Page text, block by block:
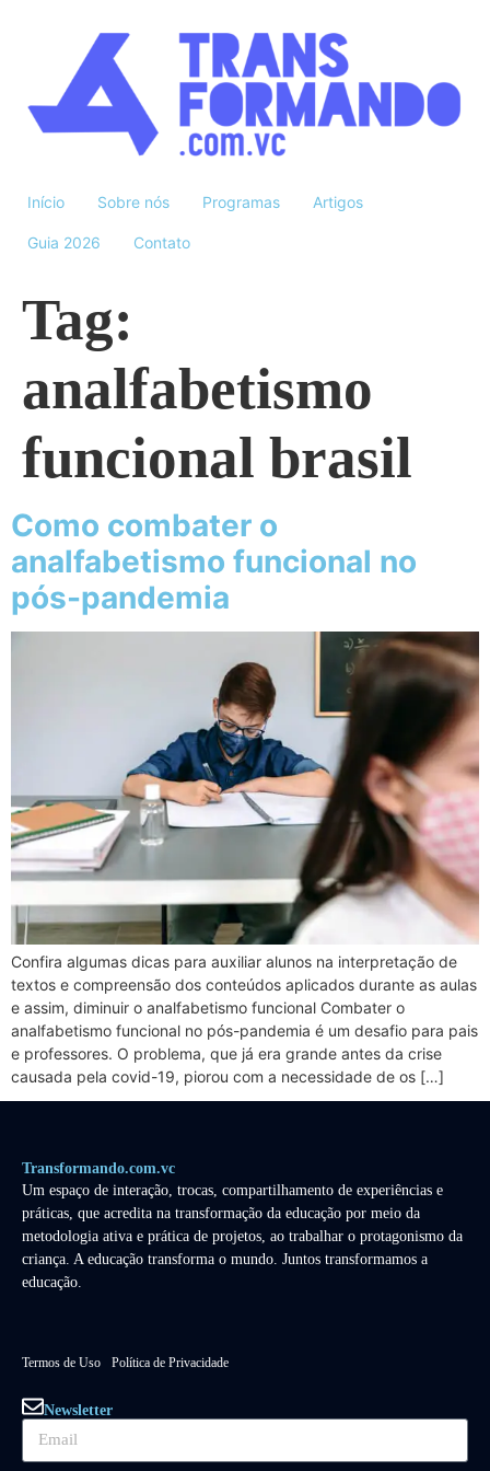
Início Sobre nós Programas Artigos
Guia 2026 Contato
Tag:
analfabetismo
funcional brasil
Como combater o
analfabetismo funcional no
pós-pandemia
Confira algumas dicas para auxiliar alunos na interpretação de
textos e compreensão dos conteúdos aplicados durante as aulas
e assim, diminuir o analfabetismo funcional Combater o
analfabetismo funcional no pós-pandemia é um desafio para pais
e professores. O problema, que já era grande antes da crise
causada pela covid-19, piorou com a necessidade de os […]
Transformando.com.vc
Um espaço de interação, trocas, compartilhamento de experiências e
práticas, que acredita na transformação da educação por meio da
metodologia ativa e prática de projetos, ao trabalhar o protagonismo da
criança. A educação transforma o mundo. Juntos transformamos a
educação.
Termos de Uso Política de Privacidade
Newsletter